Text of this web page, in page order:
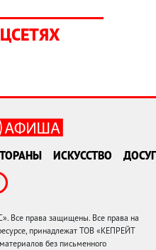
ИСКУССТВО ДОСУГ
права защищены. Все права на
принадлежат ТОВ «КЕПРЕЙТ
без письменного